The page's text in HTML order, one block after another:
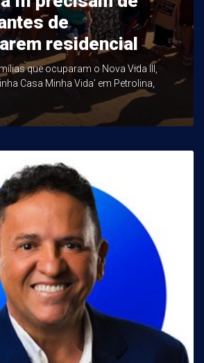
de
residencial
que ocuparam o Nova Vida III,
Casa Minha Vida’ em Petrolina,